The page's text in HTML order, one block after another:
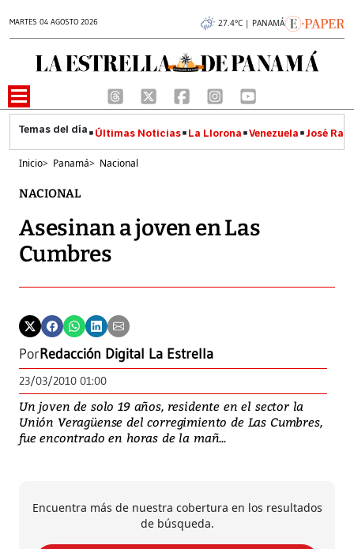
MARTES 04 AGOSTO 2026 27.4°C | PANAMÁ
Últimas Noticias La Llorona Venezuela José
Inicio> Panamá> Nacional
NACIONAL
Asesinan a joven en Las
Cumbres
PorRedacción Digital La Estrella
23/03/2010 01:00
Un joven de solo 19 años, residente en el sector la
Unión Veragüense del corregimiento de Las Cumbres,
fue encontrado en horas de la mañ...
Encuentra más de nuestra cobertura en los resultados
de búsqueda.